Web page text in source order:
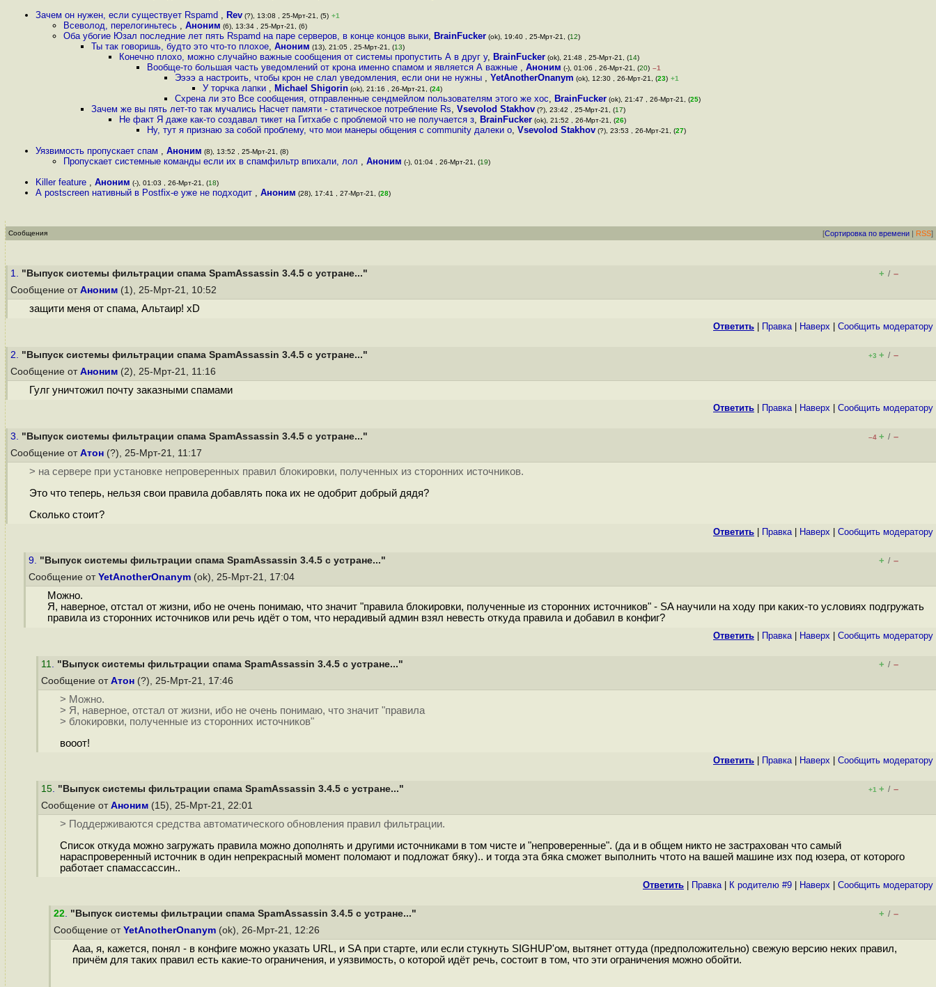
Зачем он нужен, если существует Rspamd , Rev (?), 13:08 , 25-Мрт-21, (5) +1
Всеволод, перелогиньтесь , Аноним (6), 13:34 , 25-Мрт-21, (6)
Оба убогие Юзал последние лет пять Rspamd на паре серверов, в конце концов выки, BrainFucker (ok), 19:40 , 25-Мрт-21, (12)
Ты так говоришь, будто это что-то плохое, Аноним (13), 21:05 , 25-Мрт-21, (13)
Конечно плохо, можно случайно важные сообщения от системы пропустить А в друг у, BrainFucker (ok), 21:48 , 25-Мрт-21, (14)
Вообще-то большая часть уведомлений от крона именно спамом и является А важные , Аноним (-), 01:06 , 26-Мрт-21, (20) –1
Ээээ а настроить, чтобы крон не слал уведомления, если они не нужны , YetAnotherOnanym (ok), 12:30 , 26-Мрт-21, (23) +1
У торчка лапки , Michael Shigorin (ok), 21:16 , 26-Мрт-21, (24)
Схрена ли это Все сообщения, отправленные сендмейлом пользователям этого же хос, BrainFucker (ok), 21:47 , 26-Мрт-21, (25)
Зачем же вы пять лет-то так мучались Насчет памяти - статическое потребление Rs, Vsevolod Stakhov (?), 23:42 , 25-Мрт-21, (17)
Не факт Я даже как-то создавал тикет на Гитхабе с проблемой что не получается з, BrainFucker (ok), 21:52 , 26-Мрт-21, (26)
Ну, тут я признаю за собой проблему, что мои манеры общения с community далеки о, Vsevolod Stakhov (?), 23:53 , 26-Мрт-21, (27)
Уязвимость пропускает спам , Аноним (8), 13:52 , 25-Мрт-21, (8)
Пропускает системные команды если их в спамфильтр впихали, лол , Аноним (-), 01:04 , 26-Мрт-21, (19)
Killer feature , Аноним (-), 01:03 , 26-Мрт-21, (18)
А postscreen нативный в Postfix-е уже не подходит , Аноним (28), 17:41 , 27-Мрт-21, (28)
Сообщения [Сортировка по времени | RSS]
1. "Выпуск системы фильтрации спама SpamAssassin 3.4.5 с устране..." + / –
Сообщение от Аноним (1), 25-Мрт-21, 10:52
защити меня от спама, Альтаир! xD
Ответить Правка| Наверх Cообщить модератору
2. "Выпуск системы фильтрации спама SpamAssassin 3.4.5 с устране..." +3 + / –
Сообщение от Аноним (2), 25-Мрт-21, 11:16
Гулг уничтожил почту заказными спамами
Ответить Правка| Наверх Cообщить модератору
3. "Выпуск системы фильтрации спама SpamAssassin 3.4.5 с устране..." –4 + / –
Сообщение от Атон (?), 25-Мрт-21, 11:17
> на сервере при установке непроверенных правил блокировки, полученных из сторонних источников.
Это что теперь, нельзя свои правила добавлять пока их не одобрит добрый дядя?
Сколько стоит?
Ответить Правка| Наверх Cообщить модератору
9. "Выпуск системы фильтрации спама SpamAssassin 3.4.5 с устране..." + / –
Сообщение от YetAnotherOnanym (ok), 25-Мрт-21, 17:04
Можно.
Я, наверное, отстал от жизни, ибо не очень понимаю, что значит "правила блокировки, полученные из сторонних источников" - SA научили на ходу при каких-то условиях подгружать
правила из сторонних источников или речь идёт о том, что нерадивый админ взял невесть откуда правила и добавил в конфиг?
Ответить Правка| Наверх Cообщить модератору
11. "Выпуск системы фильтрации спама SpamAssassin 3.4.5 с устране..." + / –
Сообщение от Атон (?), 25-Мрт-21, 17:46
> Можно.
> Я, наверное, отстал от жизни, ибо не очень понимаю, что значит "правила
> блокировки, полученные из сторонних источников"
вооот!
Ответить Правка| Наверх Cообщить модератору
15. "Выпуск системы фильтрации спама SpamAssassin 3.4.5 с устране..." +1 + / –
Сообщение от Аноним (15), 25-Мрт-21, 22:01
> Поддерживаются средства автоматического обновления правил фильтрации.
Список откуда можно загружать правила можно дополнять и другими источниками в том чисте и "непроверенные". (да и в общем никто не застрахован что самый
нараспроверенный источник в один непрекрасный момент поломают и подложат бяку).. и тогда эта бяка сможет выполнить чтото на вашей машине изх под юзера, от которого
работает спамассассин..
Ответить Правка| К родителю #9 Наверх Cообщить модератору
22. "Выпуск системы фильтрации спама SpamAssassin 3.4.5 с устране..." + / –
Сообщение от YetAnotherOnanym (ok), 26-Мрт-21, 12:26
Ааа, я, кажется, понял - в конфиге можно указать URL, и SA при старте, или если стукнуть SIGHUP'ом, вытянет оттуда (предположительно) свежую версию неких правил,
причём для таких правил есть какие-то ограничения, и уязвимость, о которой идёт речь, состоит в том, что эти ограничения можно обойти.